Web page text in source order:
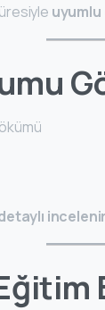
uyumlu
incelenir